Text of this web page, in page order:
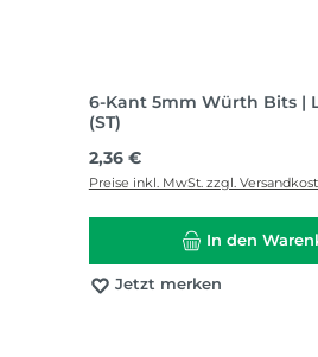
6-Kant 5mm Würth Bits |
(ST)
Regulärer Preis:
2,36 €
Preise inkl. MwSt. zzgl.
In den
Jetzt merken